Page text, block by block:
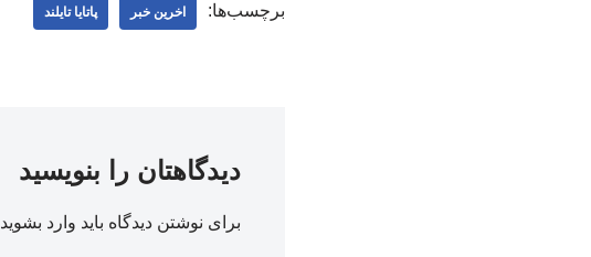
برچسب‌ها: اخرین خبر پاتایا تایلند
دیدگاهتان را بنویسید
برای نوشتن دیدگاه باید وارد بشوید